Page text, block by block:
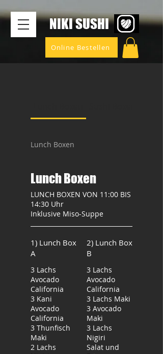
​NIKI SUSHI
Online Bestellen
Lunch Boxen
Lunch Boxen
LUNCH BOXEN VON 11:00 BIS
14:30 Uhr
Inklusive Miso-Suppe
1) Lunch Box
A
3 Lachs
Avocado
California
3 Kani
Avocado
California
3 Thunfisch
Maki
2 Lachs
2) Lunch Box
B
3 Lachs
Avocado
California
3 Lachs Maki
3 Avocado
Maki
3 Lachs
Nigiri
Salat und